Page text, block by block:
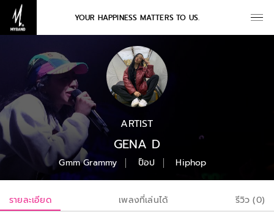
YOUR HAPPINESS MATTERS TO US.
ARTIST
GENA D
Gmm Grammy ป็อป Hiphop
รายละเอียด เพลงที่เล่นได้ รีวิว (0)